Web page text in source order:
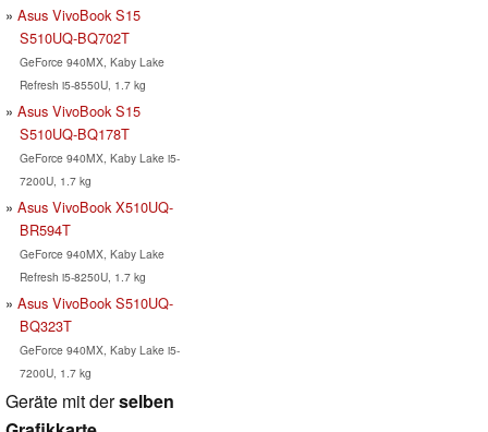
Asus VivoBook S15
S510UQ-BQ702T
GeForce 940MX, Kaby Lake
Refresh i5-8550U, 1.7 kg
Asus VivoBook S15
S510UQ-BQ178T
GeForce 940MX, Kaby Lake i5-
7200U, 1.7 kg
Asus VivoBook X510UQ-
BR594T
GeForce 940MX, Kaby Lake
Refresh i5-8250U, 1.7 kg
Asus VivoBook S510UQ-
BQ323T
GeForce 940MX, Kaby Lake i5-
7200U, 1.7 kg
Geräte mit derselben